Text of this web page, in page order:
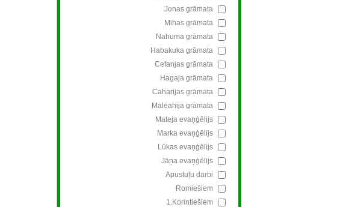
Jonas grāmata
Mihas grāmata
Nahuma grāmata
Habakuka grāmata
Cefanjas grāmata
Hagaja grāmata
Caharijas grāmata
Maleahija grāmata
Mateja evaņģēlijs
Marka evaņģēlijs
Lūkas evaņģēlijs
Jāņa evaņģēlijs
Apustuļu darbi
Romiešiem
1.Korintiešiem